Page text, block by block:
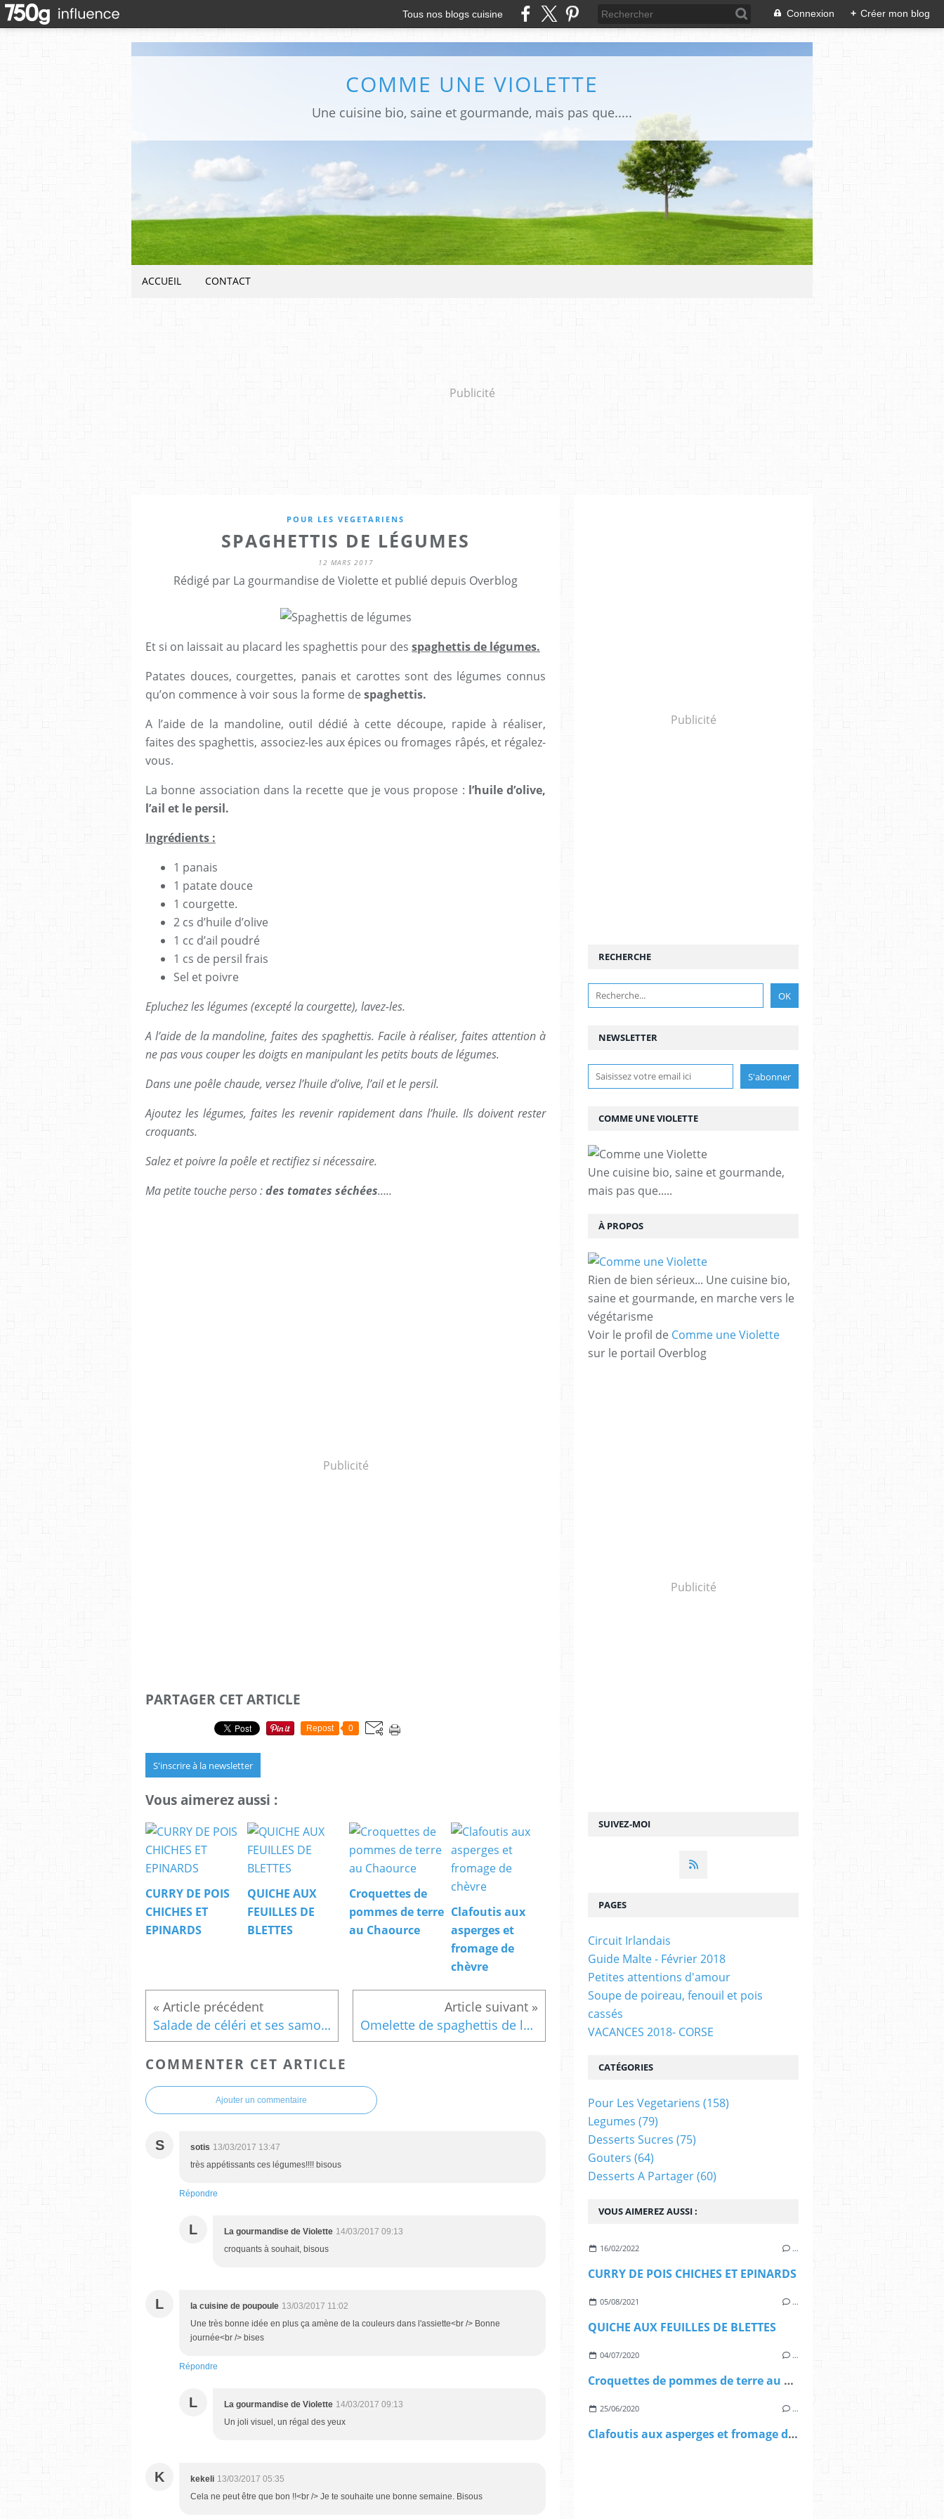
Tous nos blogs cuisine Connexion + Créer mon blog
COMME UNE VIOLETTE
Une cuisine bio, saine et gourmande, mais pas que.....
ACCUEIL CONTACT
Publicité
POUR LES VEGETARIENS
SPAGHETTIS DE LÉGUMES
12 MARS 2017
Rédigé par La gourmandise de Violette et publié depuis Overblog
Et si on laissait au placard les spaghettis pour des spaghettis de légumes.
Patates douces, courgettes, panais et carottes sont des légumes connus
qu’on commence à voir sous la forme de spaghettis.
A l’aide de la mandoline, outil dédié à cette découpe, rapide à réaliser,
faites des spaghettis, associez-les aux épices ou fromages râpés, et régalez-
vous.
La bonne association dans la recette que je vous propose : l’huile d’olive,
l’ail et le persil.
Ingrédients :
1 panais
1 patate douce
1 courgette.
2 cs d’huile d’olive
1 cc d’ail poudré
1 cs de persil frais
Sel et poivre
Epluchez les légumes (excepté la courgette), lavez-les.
A l’aide de la mandoline, faites des spaghettis. Facile à réaliser, faites attention à
ne pas vous couper les doigts en manipulant les petits bouts de légumes.
Dans une poêle chaude, versez l’huile d’olive, l’ail et le persil.
Ajoutez les légumes, faites les revenir rapidement dans l’huile. Ils doivent rester
croquants.
Salez et poivre la poêle et rectifiez si nécessaire.
Ma petite touche perso :des tomates séchées…..
Publicité
PARTAGER CET ARTICLE
Repost 0
S'inscrire à la newsletter
Vous aimerez aussi :
CURRY DE POIS
CHICHES ET
EPINARDS
QUICHE AUX
FEUILLES DE
BLETTES
Croquettes de
pommes de terre
au Chaource
Clafoutis aux
asperges et
fromage de
chèvre
Salade de céléri et ses samoussas de Rocamadour Omelette de spaghettis de légumes
COMMENTER CET ARTICLE
Ajouter un commentaire
S sotis 13/03/2017 13:47
très appétissants ces légumes!!!! bisous
Répondre
L La gourmandise de Violette 14/03/2017 09:13
croquants à souhait, bisous
L la cuisine de poupoule 13/03/2017 11:02
Une très bonne idée en plus ça amène de la couleurs dans l'assiette<br /> Bonne
journée<br /> bises
Répondre
L La gourmandise de Violette 14/03/2017 09:13
Un joli visuel, un régal des yeux
K kekeli 13/03/2017 05:35
Cela ne peut être que bon !!<br /> Je te souhaite une bonne semaine. Bisous
Publicité
NEWSLETTER
SUIVEZ-MOI
RECHERCHE
COMME UNE VIOLETTE
Une cuisine bio, saine et gourmande,
mais pas que.....
À PROPOS
Rien de bien sérieux... Une cuisine bio,
saine et gourmande, en marche vers le
végétarisme
Voir le profil de Comme une Violette
sur le portail Overblog
Publicité
VOUS AIMEREZ AUSSI :
16/02/2022 …
CURRY DE POIS CHICHES ET EPINARDS
05/08/2021 …
QUICHE AUX FEUILLES DE BLETTES
04/07/2020 …
Croquettes de pommes de terre au Chaource
25/06/2020 …
Clafoutis aux asperges et fromage de chèvre
PAGES
Circuit Irlandais
Guide Malte - Février 2018
Petites attentions d'amour
Soupe de poireau, fenouil et pois
cassés
VACANCES 2018- CORSE
CATÉGORIES
Pour Les Vegetariens (158)
Legumes (79)
Desserts Sucres (75)
Gouters (64)
Desserts A Partager(60)